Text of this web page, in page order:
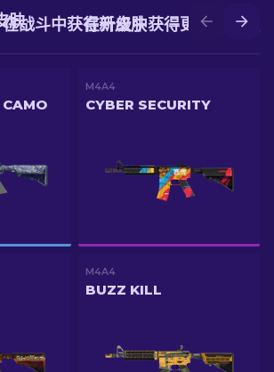
在升级中获得更好的皮肤
在战斗中获得新皮肤
肤
CAMO
M4A4
CYBER SECURITY
M4A4
BUZZ KILL